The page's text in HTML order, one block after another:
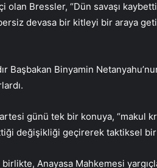
olan Bressler, “Dün savaşı
devasa bir kitleyi bir araya
Başbakan Binyamin
günü tek bir konuya, “makul
değişikliği geçirerek taktiksel bir
Anayasa Mahkemesi